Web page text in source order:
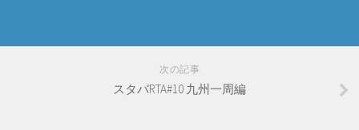
次の記事
スタバRTA#10 九州一周編